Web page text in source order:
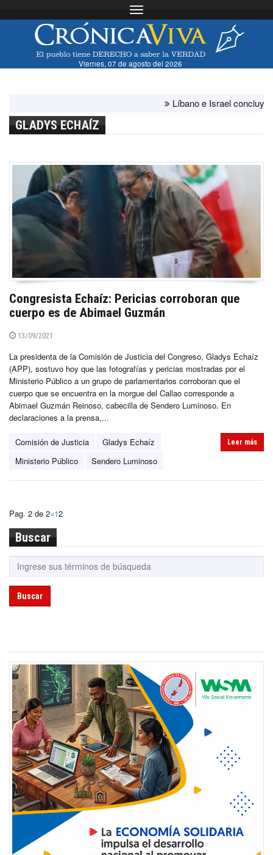
Toggle navigation
Viernes, 07 de agosto del 2026
Líbano e Israel concluyen
GLADYS ECHAÍZ
Congresista Echaíz: Pericias corroboran que
cuerpo es de Abimael Guzmán
13/09/2021
La presidenta de la Comisión de Justicia del Congreso, Gladys Echaíz
(APP), sostuvo hoy que las fotografías y pericias mostradas por el
Ministerio Público a un grupo de parlamentarios corroboran que el
cuerpo que se encuentra en la morgue del Callao corresponde a
Abimael Guzmán Reinoso, cabecilla de Sendero Luminoso. En
declaraciones a la prensa,...
Comisión de Justicia
Gladys Echaíz
Ministerio Público
Sendero Luminoso
Leer más
Pag. 2 de 2«12
Buscar
Buscar